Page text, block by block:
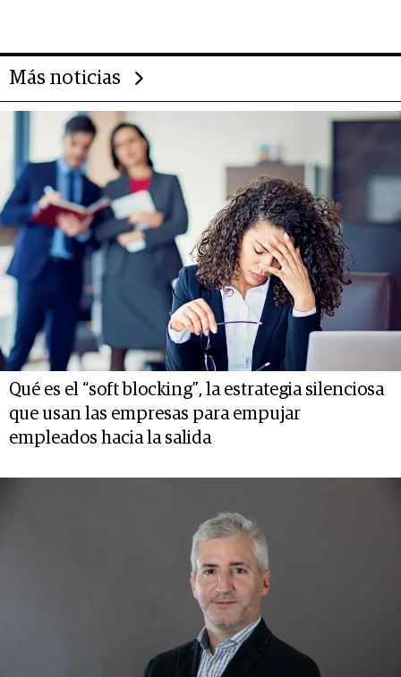
Más noticias
Qué es el “soft blocking”, la estrategia silenciosa
que usan las empresas para empujar
empleados hacia la salida